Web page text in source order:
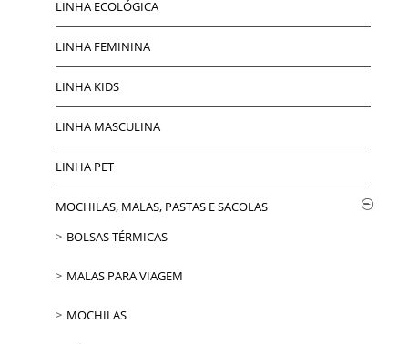
LINHA ECOLÓGICA
LINHA FEMININA
LINHA KIDS
LINHA MASCULINA
LINHA PET
MOCHILAS, MALAS, PASTAS E SACOLAS
BOLSAS TÉRMICAS
MALAS PARA VIAGEM
MOCHILAS